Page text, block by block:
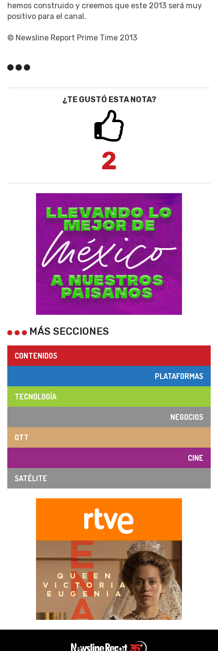
hemos construido y creemos que este 2013 será muy
positivo para el canal.
© Newsline Report Prime Time 2013
¿TE GUSTÓ ESTA NOTA?
2
MÁS SECCIONES
CONTENIDOS
PLATAFORMAS
TECNOLOGÍA
NEGOCIOS
OTT
CINE
SATÉLITE